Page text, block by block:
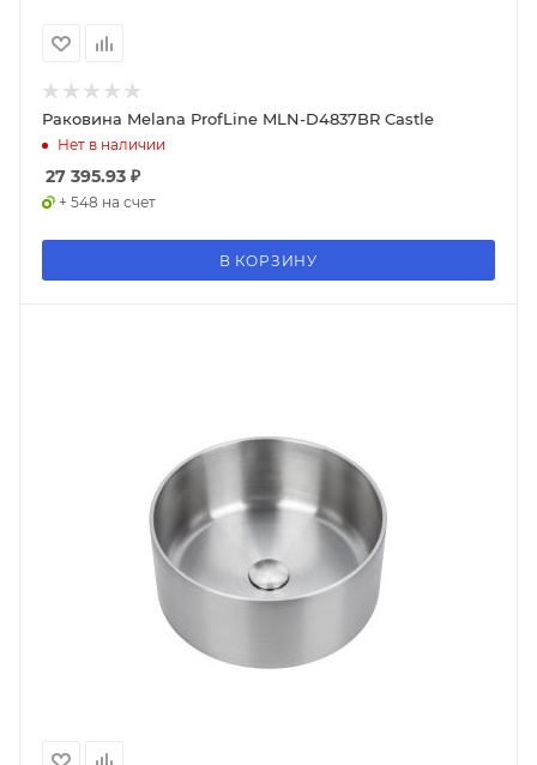
Раковина Melana ProfLine MLN-D4837BR Castle
Нет в наличии
27 395.93 ₽
+ 548 на счет
В КОРЗИНУ